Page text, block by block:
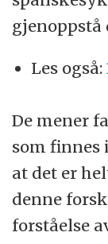
gjenoppstå
Les også:
De mener
som finnes
at det er
denne
forståelse